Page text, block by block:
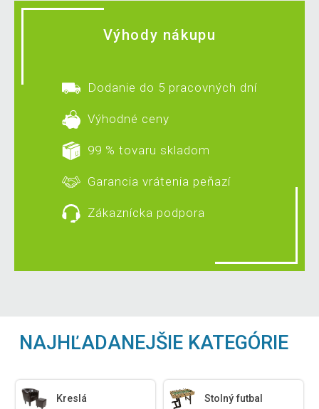
Výhody nákupu
Dodanie do 5 pracovných dní
Výhodné ceny
99 % tovaru skladom
Garancia vrátenia peňazí
Zákaznícka podpora
NAJHĽADANEJŠIE KATEGÓRIE
Kreslá Stolný futbal